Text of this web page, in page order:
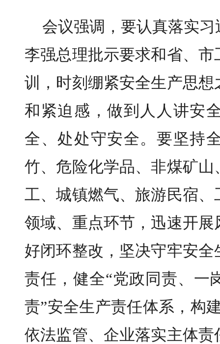
会议强调，要认真落实
李强总理批示要求和省、
训，时刻绷紧安全生产思
和紧迫感，做到人人讲安
全、处处守安全。要坚持
竹、危险化学品、非煤矿
工、城镇燃气、旅游民宿
领域、重点环节，迅速开
好闭环整改，坚决守牢安
责任，健全“党政同责、一
责”安全生产责任体系，构
依法监管、企业落实主体